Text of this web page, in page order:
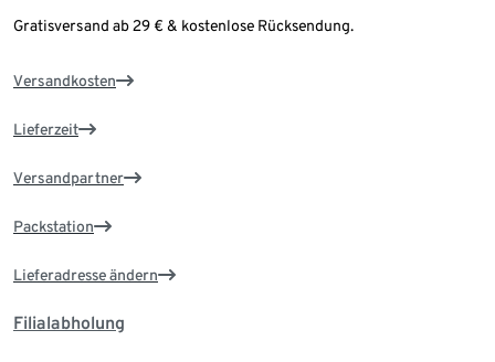
Gratisversand ab 29 € & kostenlose Rücksendung.
Versandkosten
Lieferzeit
Versandpartner
Packstation
Lieferadresse ändern
Filialabholung